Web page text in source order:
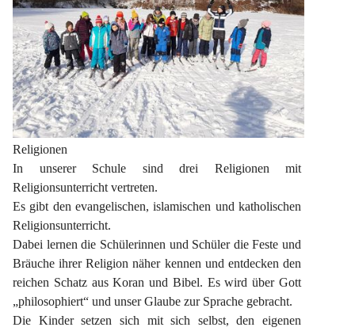
Religionen
In unserer Schule sind drei Religionen mit
Religionsunterricht vertreten.
Es gibt den evangelischen, islamischen und katholischen
Religionsunterricht.
Dabei lernen die Schülerinnen und Schüler die Feste und
Bräuche ihrer Religion näher kennen und entdecken den
reichen Schatz aus Koran und Bibel. Es wird über Gott
„philosophiert“ und unser Glaube zur Sprache gebracht.
Die Kinder setzen sich mit sich selbst, den eigenen